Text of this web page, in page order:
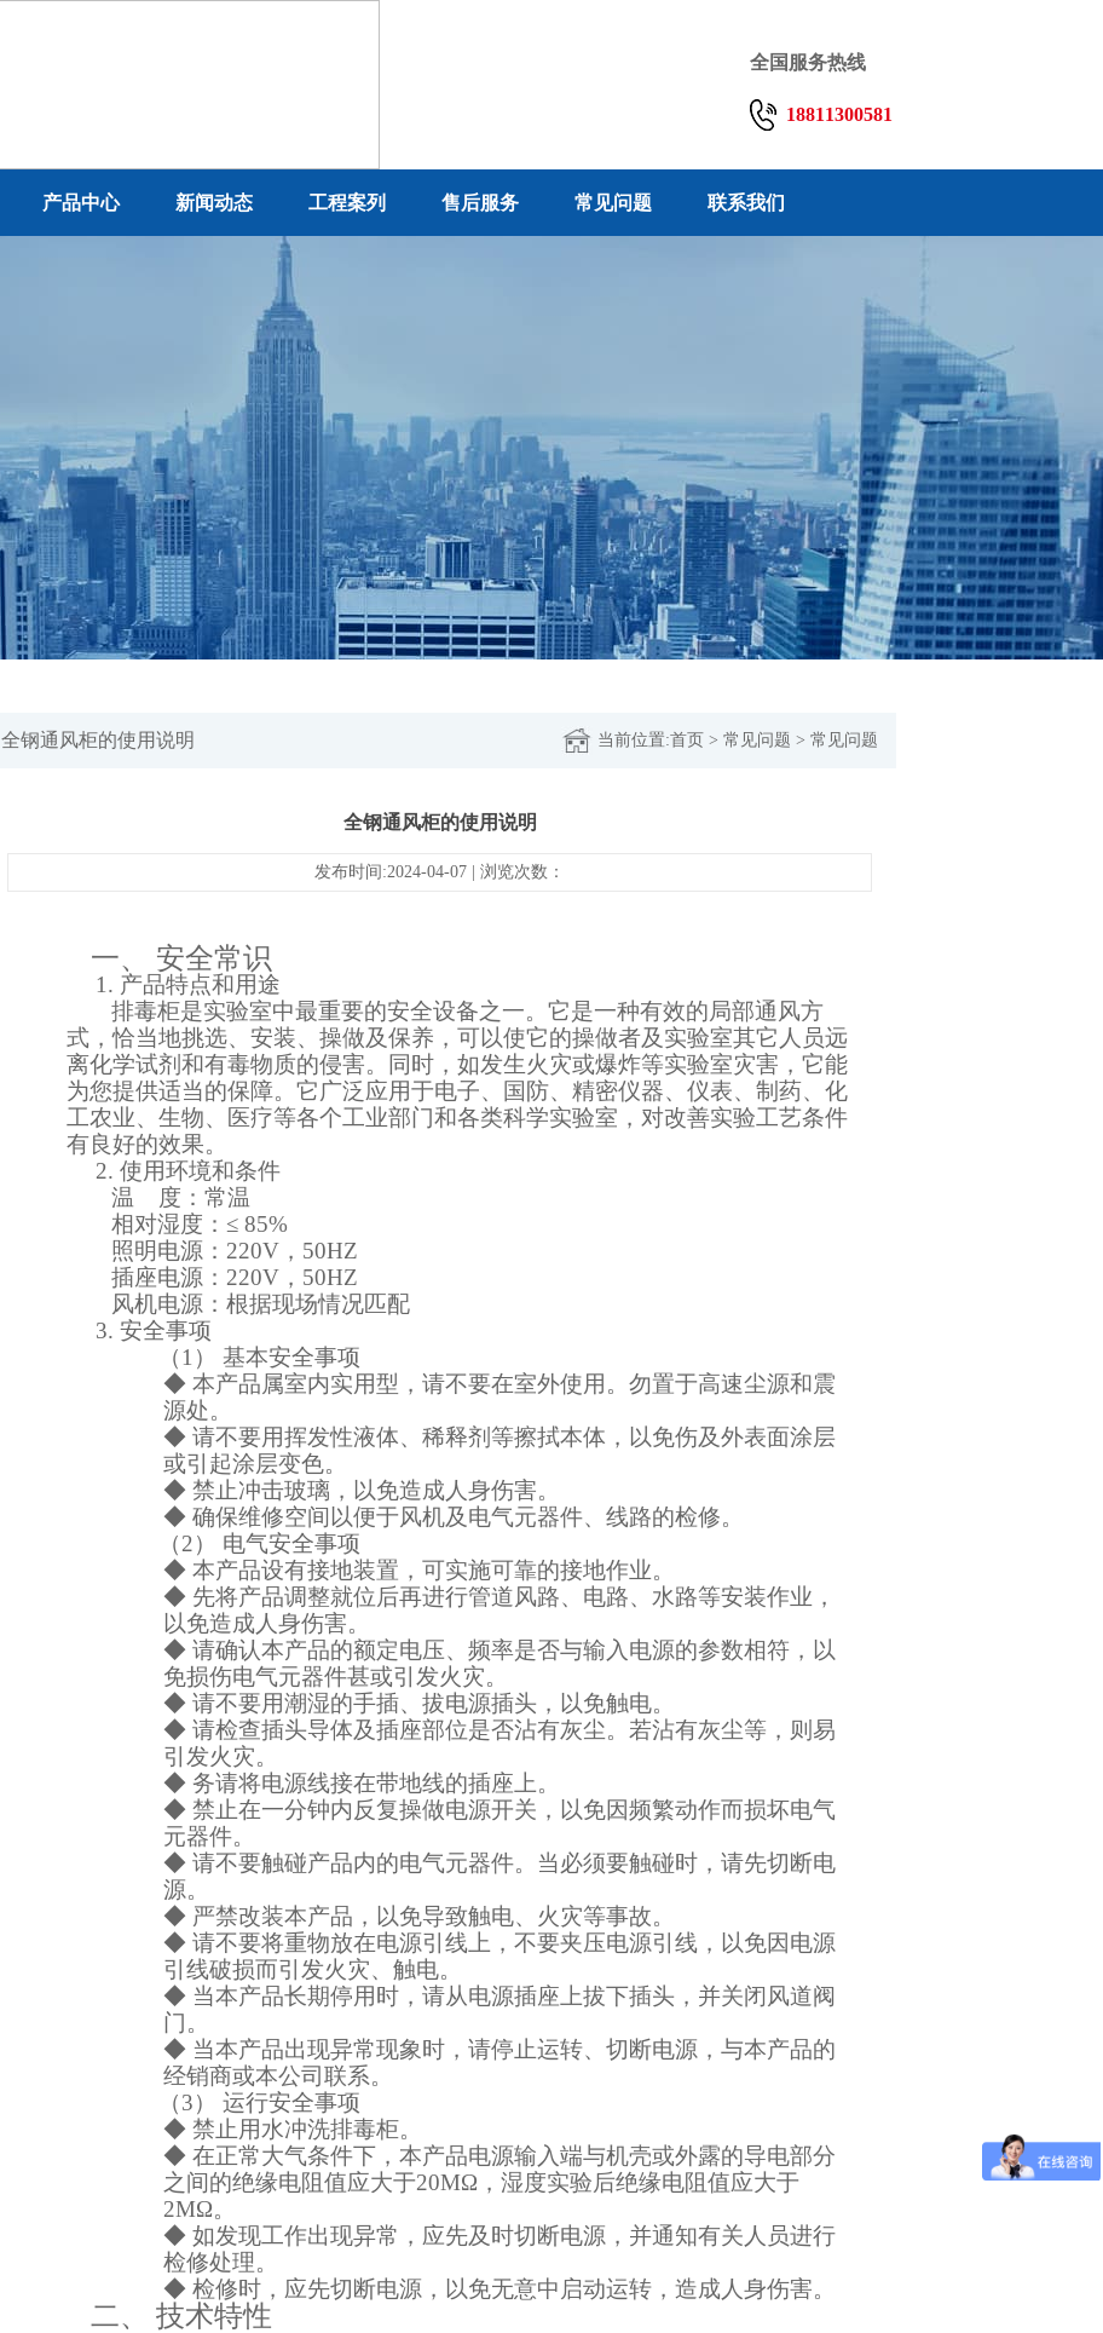
全国服务热线
18811300581
产品中心 新闻动态 工程案列 售后服务 常见问题 联系我们
全钢通风柜的使用说明 当前位置:首页 > 常见问题 > 常见问题
全钢通风柜的使用说明
发布时间:2024-04-07 | 浏览次数：
一、 安全常识
1. 产品特点和用途
排毒柜是实验室中最重要的安全设备之一。它是一种有效的局部通风方
式，恰当地挑选、安装、操做及保养，可以使它的操做者及实验室其它人员远
离化学试剂和有毒物质的侵害。同时，如发生火灾或爆炸等实验室灾害，它能
为您提供适当的保障。它广泛应用于电子、国防、精密仪器、仪表、制药、化
工农业、生物、医疗等各个工业部门和各类科学实验室，对改善实验工艺条件
有良好的效果。
2. 使用环境和条件
温
度：常温
相对湿度： ≤ 85%
照明电源： 220V ， 50HZ
插座电源： 220V ， 50HZ
风机电源：根据现场情况匹配
3. 安全事项
（1） 基本安全事项
◆ 本产品属室内实用型，请不要在室外使用。勿置于高速尘源和震
源处。
◆ 请不要用挥发性液体、稀释剂等擦拭本体，以免伤及外表面涂层
或引起涂层变色。
◆ 禁止冲击玻璃，以免造成人身伤害。
◆ 确保维修空间以便于风机及电气元器件、线路的检修。
（2） 电气安全事项
◆ 本产品设有接地装置，可实施可靠的接地作业。
◆ 先将产品调整就位后再进行管道风路、电路、水路等安装作业，
以免造成人身伤害。
◆ 请确认本产品的额定电压、频率是否与输入电源的参数相符，以
免损伤电气元器件甚或引发火灾。
◆ 请不要用潮湿的手插、拔电源插头，以免触电。
◆ 请检查插头导体及插座部位是否沾有灰尘。若沾有灰尘等，则易
引发火灾。
◆ 务请将电源线接在带地线的插座上。
◆ 禁止在一分钟内反复操做电源开关，以免因频繁动作而损坏电气
元器件。
◆ 请不要触碰产品内的电气元器件。当必须要触碰时，请先切断电
源。
◆ 严禁改装本产品，以免导致触电、火灾等事故。
◆ 请不要将重物放在电源引线上，不要夹压电源引线，以免因电源
引线破损而引发火灾、触电。
◆ 当本产品长期停用时，请从电源插座上拔下插头，并关闭风道阀
门。
◆ 当本产品出现异常现象时，请停止运转、切断电源，与本产品的
经销商或本公司联系。
（3） 运行安全事项
◆ 禁止用水冲洗排毒柜。
◆ 在正常大气条件下，本产品电源输入端与机壳或外露的导电部分
之间的绝缘电阻值应大于20MΩ，湿度实验后绝缘电阻值应大于
2MΩ。
◆ 如发现工作出现异常，应先及时切断电源，并通知有关人员进行
检修处理。
◆ 检修时，应先切断电源，以免无意中启动运转，造成人身伤害。
二、 技术特性